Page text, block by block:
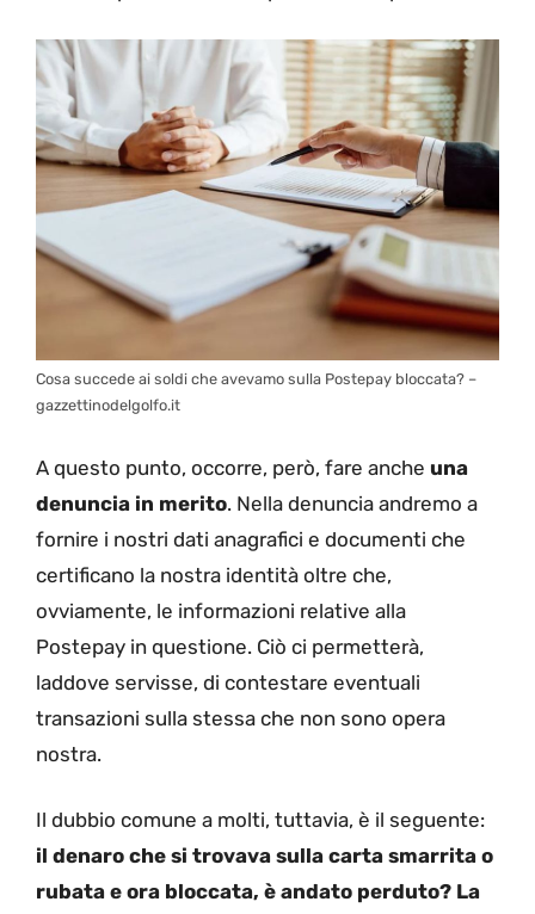
Cosa succede ai soldi che avevamo sulla Postepay bloccata? –
gazzettinodelgolfo.it
A questo punto, occorre, però, fare anche una
denuncia in merito. Nella denuncia andremo a
fornire i nostri dati anagrafici e documenti che
certificano la nostra identità oltre che,
ovviamente, le informazioni relative alla
Postepay in questione. Ciò ci permetterà,
laddove servisse, di contestare eventuali
transazioni sulla stessa che non sono opera
nostra.
Il dubbio comune a molti, tuttavia, è il seguente:
il denaro che si trovava sulla carta smarrita o
rubata e ora bloccata, è andato perduto? La